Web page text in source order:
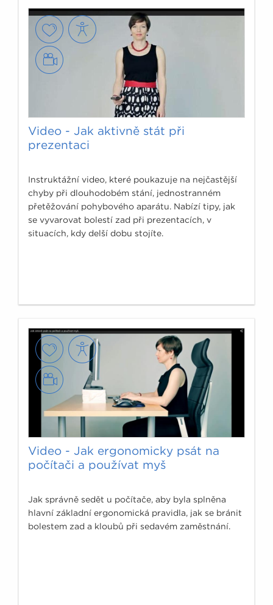
Video - Jak aktivně stát při
prezentaci
Instruktážní video, které poukazuje na nejčastější
chyby při dlouhodobém stání, jednostranném
přetěžování pohybového aparátu. Nabízí tipy, jak
se vyvarovat bolestí zad při prezentacích, v
situacích, kdy delší dobu stojíte.
Video - Jak ergonomicky psát na
počítači a používat myš
Jak správně sedět u počítače, aby byla splněna
hlavní základní ergonomická pravidla, jak se bránit
bolestem zad a kloubů při sedavém zaměstnání.